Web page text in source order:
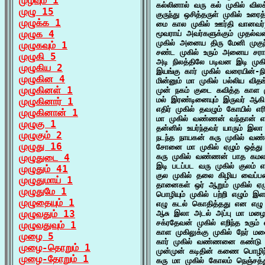
முழு 15
முழுக்க 1
முழுக 4
முழுகவும் 1
முழுகி 5
முழுகிய 2
முழுகின 4
முழுகினள் 1
முழுகினார் 1
முழுகினான் 1
முழுகு 1
முழுகும் 2
முழுது 16
முழுதுடை 4
முழுதும் 41
முழுதுமாய் 1
முழுதுமே 1
முழுதையும் 1
முழுவதும் 13
முழுவதுவும் 1
முழை 5
முழை-தொறும் 1
முழை-தோறும் 1
கல்லினால் வரு கல் முகில்
குருந்து ஒசித்தருள் முகில்
மை கால முகில் ஊர்தி
மூவராய் அவர்களுக்கும்
முகில் அனைய திரு மேனி
சண்ட முகில் உரும் அனைய
அடி நிலத்திலே படிவன இடி
இயங்கு கார் முகில்
மின்னும் மா முகில் பல்லிய
முன் நகம் குடை கவித்த காள
மல் இரண்டினையும் இருவர்
எதிர் முகில் தவழும் கோயில்
மா முகில் வண்ணன் வந்தான்
தன்னில் உயர்ந்தவர் யாரும் இலா
நடந்த நாயகன் கரு முகில்
சோனை மா முகில் ஏழும் ஒத்து
கரு முகில் வண்ணன் பாத
இடி படப்பட வரு முகில்
குல முகில் தலை கிழிய
தானைகள் ஒர் ஆறும் முகில்
பொழியும் முகில் பற்றி
எழு கடல் கொதித்தது என எழு
ஆசு இலா அடல் அப்பு மா
சக்ரதேவன் முகில் எறிந்த
காள முகிலுக்கு முகில் நேர்
கார் முகில் வண்ணனை கண்டு
முன்முன் கடிதின் கணை
கரு மா முகில் கோலம்